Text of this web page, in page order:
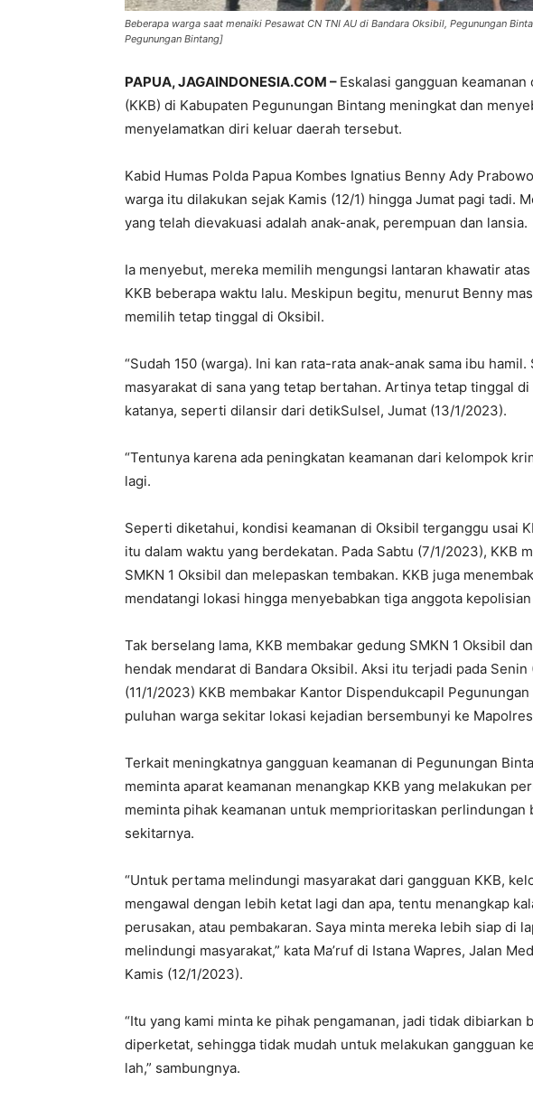
Beberapa warga saat menaiki Pesawat CN TNI AU di Bandara Oksibil, Pegunungan
Pegunungan Bintang]
PAPUA, JAGAINDONESIA.COM – Eskalasi gangguan
(KKB) di Kabupaten Pegunungan Bintang meningkat dan
menyelamatkan diri keluar daerah tersebut.
Kabid Humas Polda Papua Kombes Ignatius Benny Ady
warga itu dilakukan sejak Kamis (12/1) hingga Jumat pagi tadi.
yang telah dievakuasi adalah anak-anak, perempuan dan lansia.
Ia menyebut, mereka memilih mengungsi lantaran khawatir
KKB beberapa waktu lalu. Meskipun begitu, menurut Benny
memilih tetap tinggal di Oksibil.
“Sudah 150 (warga). Ini kan rata-rata anak-anak sama ibu
masyarakat di sana yang tetap bertahan. Artinya tetap tinggal
katanya, seperti dilansir dari detikSulsel, Jumat (13/1/2023).
“Tentunya karena ada peningkatan keamanan dari kelompok
lagi.
Seperti diketahui, kondisi keamanan di Oksibil terganggu usai
itu dalam waktu yang berdekatan. Pada Sabtu (7/1/2023), KKB
SMKN 1 Oksibil dan melepaskan tembakan. KKB juga
mendatangi lokasi hingga menyebabkan tiga anggota
Tak berselang lama, KKB membakar gedung SMKN 1 Oksibil
hendak mendarat di Bandara Oksibil. Aksi itu terjadi pada
(11/1/2023) KKB membakar Kantor Dispendukcapil
puluhan warga sekitar lokasi kejadian bersembunyi ke
Terkait meningkatnya gangguan keamanan di Pegunungan
meminta aparat keamanan menangkap KKB yang melakukan
meminta pihak keamanan untuk memprioritaskan perlindungan
sekitarnya.
“Untuk pertama melindungi masyarakat dari gangguan KKB,
mengawal dengan lebih ketat lagi dan apa, tentu menangkap
perusakan, atau pembakaran. Saya minta mereka lebih siap di
melindungi masyarakat,” kata Ma’ruf di Istana Wapres, Jalan
Kamis (12/1/2023).
“Itu yang kami minta ke pihak pengamanan, jadi tidak dibiarkan
diperketat, sehingga tidak mudah untuk melakukan gangguan
lah,” sambungnya.